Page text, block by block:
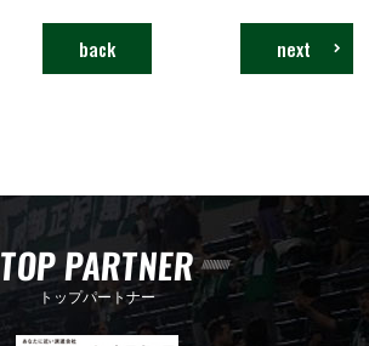
next
back
TOP PARTNER
トップパートナー